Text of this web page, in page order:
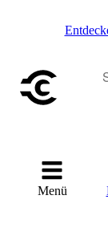
Menü